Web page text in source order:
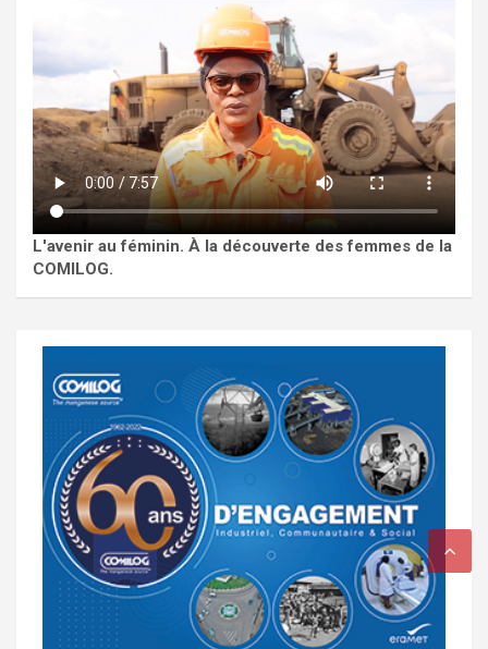
L'avenir au féminin. À la découverte des femmes de la
COMILOG.